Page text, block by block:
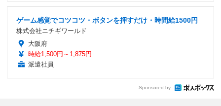
ゲーム感覚でコツコツ・ボタンを押すだけ・時間給1500円
株式会社ニチギワールド
大阪府
時給1,500円～1,875円
派遣社員
Sponsored by